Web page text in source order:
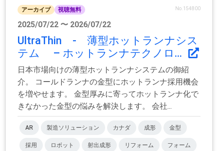
アーカイブ 視聴無料 No.154800
2025/07/22 〜 2026/07/22
UltraThin - 薄型ホットランナシス
テム – ホットランナテクノロ...
日本市場向けの薄型ホットランナシステムの御紹
介。 コールドランナの金型にホットランナ採用機会
を増やせます。 金型厚みに寄ってホットランナ化で
きなかった金型の悩みを解決します。 会社...
AR 製造ソリューション カナダ 成形 金型
採用 ロボット 射出成形 リフォーム フォーム